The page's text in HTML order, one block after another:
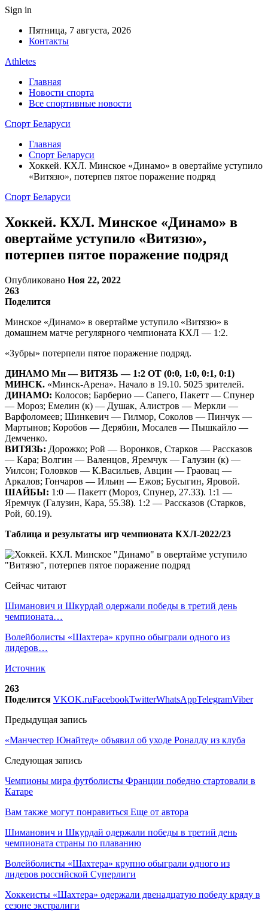
Sign in
Пятница, 7 августа, 2026
Контакты
Athletes
Главная
Новости спорта
Все спортивные новости
Спорт Беларуси
Главная
Спорт Беларуси
Хоккей. КХЛ. Минское «Динамо» в овертайме уступило
«Витязю», потерпев пятое поражение подряд
Спорт Беларуси
Хоккей. КХЛ. Минское «Динамо» в
овертайме уступило «Витязю»,
потерпев пятое поражение подряд
Опубликовано Ноя 22, 2022
263
Поделится
Минское «Динамо» в овертайме уступило «Витязю» в
домашнем матче регулярного чемпионата КХЛ — 1:2.
«Зубры» потерпели пятое поражение подряд.
ДИНАМО Мн — ВИТЯЗЬ — 1:2 ОТ (0:0, 1:0, 0:1, 0:1)
МИНСК. «Минск-Арена». Начало в 19.10. 5025 зрителей.
ДИНАМО: Колосов; Барберио — Сапего, Пакетт — Спунер
— Мороз; Емелин (к) — Душак, Алистров — Меркли —
Варфоломеев; Шинкевич — Гилмор, Соколов — Пинчук —
Мартынов; Коробов — Дерябин, Мосалев — Пышкайло —
Демченко.
ВИТЯЗЬ: Дорожко; Рой — Воронков, Старков — Рассказов
— Кара; Волгин — Валенцов, Яремчук — Галузин (к) —
Уилсон; Головков — К.Васильев, Авцин — Граовац —
Аркалов; Гончаров — Ильин — Ежов; Бусыгин, Яровой.
ШАЙБЫ: 1:0 — Пакетт (Мороз, Спунер, 27.33). 1:1 —
Яремчук (Галузин, Кара, 55.38). 1:2 — Рассказов (Старков,
Рой, 60.19).
Таблица и результаты игр чемпионата КХЛ-2022/23
Сейчас читают
Шиманович и Шкурдай одержали победы в третий день
чемпионата…
Волейболисты «Шахтера» крупно обыграли одного из
лидеров…
Источник
263
Поделится VKOK.ruFacebookTwitterWhatsAppTelegramViber
Предыдущая запись
«Манчестер Юнайтед» объявил об уходе Роналду из клуба
Следующая запись
Чемпионы мира футболисты Франции победно стартовали в
Катаре
Вам также могут понравиться Еще от автора
Шиманович и Шкурдай одержали победы в третий день
чемпионата страны по плаванию
Волейболисты «Шахтера» крупно обыграли одного из
лидеров российской Суперлиги
Хоккеисты «Шахтера» одержали двенадцатую победу кряду в
сезоне экстралиги